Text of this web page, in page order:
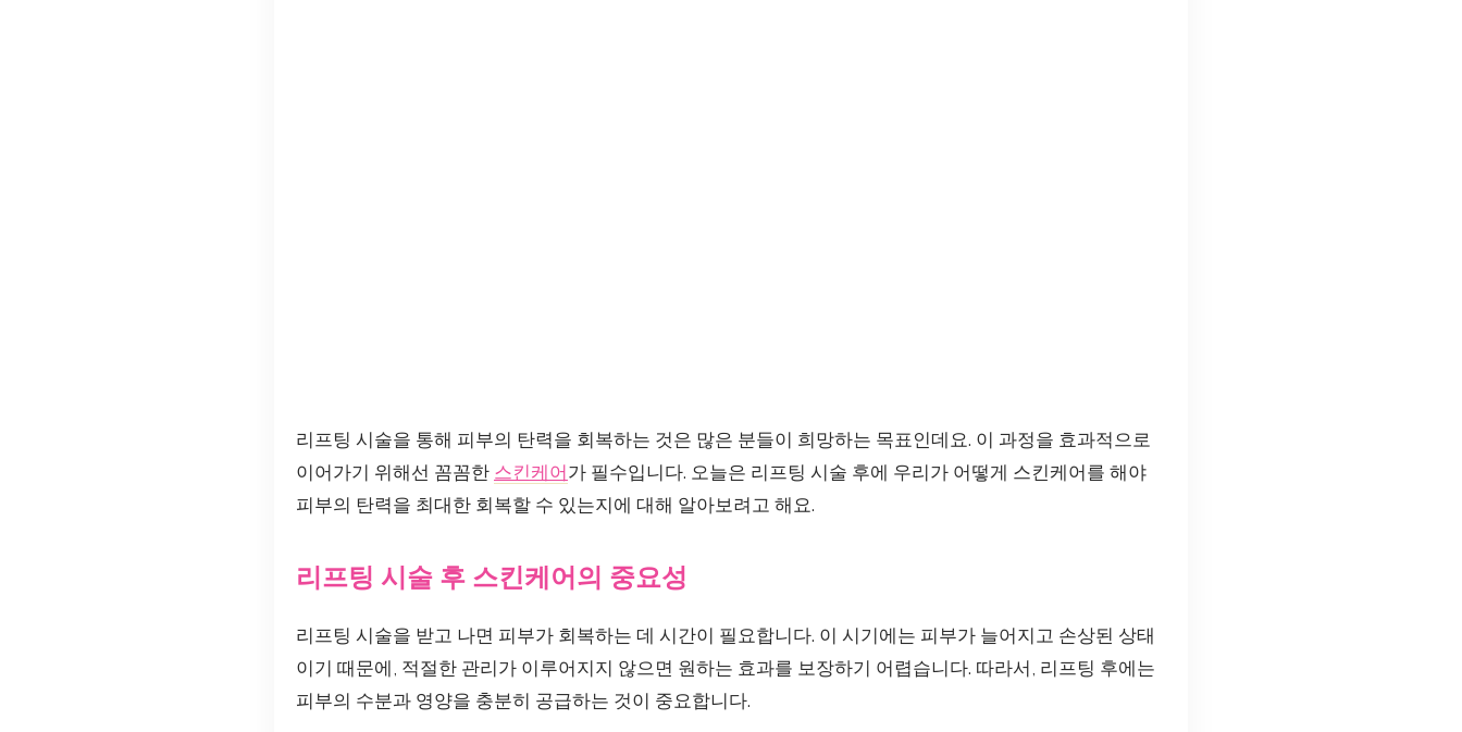
리프팅 시술을 통해 피부의 탄력을 회복하는 것은 많은 분들이 희망하는 목표인데요. 이 과정을 효과적으로
이어가기 위해선 꼼꼼한 스킨케어 가 필수입니다. 오늘은 리프팅 시술 후에 우리가 어떻게 스킨케어를 해야
피부의 탄력을 최대한 회복할 수 있는지에 대해 알아보려고 해요.
리프팅 시술 후 스킨케어의 중요성
리프팅 시술을 받고 나면 피부가 회복하는 데 시간이 필요합니다. 이 시기에는 피부가 늘어지고 손상된 상태
이기 때문에, 적절한 관리가 이루어지지 않으면 원하는 효과를 보장하기 어렵습니다. 따라서, 리프팅 후에는
피부의 수분과 영양을 충분히 공급하는 것이 중요합니다.